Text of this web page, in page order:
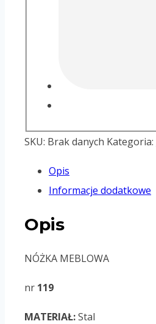
SKU: Brak danych Kategoria:
Opis
Informacje dodatkowe
Opis
NÓŻKA MEBLOWA
nr 119
MATERIAŁ:Stal